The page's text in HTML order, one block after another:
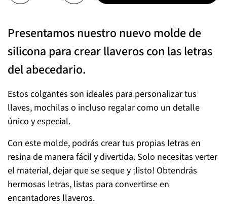
Presentamos nuestro nuevo molde de
silicona para crear llaveros con las letras
del abecedario.
Estos colgantes son ideales para personalizar tus
llaves, mochilas o incluso regalar como un detalle
único y especial.
Con este molde, podrás crear tus propias letras en
resina de manera fácil y divertida. Solo necesitas verter
el material, dejar que se seque y ¡listo! Obtendrás
hermosas letras, listas para convertirse en
encantadores llaveros.